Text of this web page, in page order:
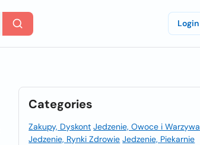
Login
Categories
Zakupy, Dyskont Jedzenie, Owoce i Warzywa
Jedzenie, Rynki Zdrowie Jedzenie, Piekarnie